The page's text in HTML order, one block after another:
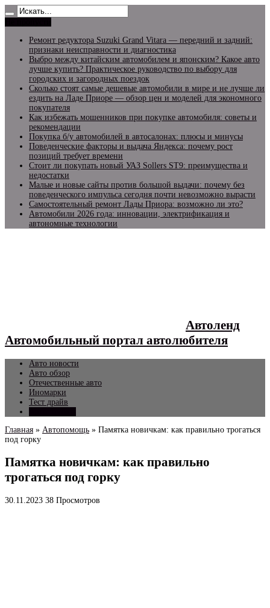
Ремонт редуктора Suzuki Grand Vitara — передний и задний:
признаки неисправности и диагностика
Выбро между китайским автомобилем и японским? Какое авто
лучше купить? Практическое руководство по выбору для
городских и загородных поездок
Сколько стоят самые дешевые автомобили в мире и не лучше ли
ездить на Ладе Приоре — обзор цен и моделей для экономного
покупателя
Как избежать мошенников при покупке автомобиля: советы и
рекомендации
Покупка б/у автомобилей в автосалонах: плюсы и минусы
Поведенческие факторы и выдача Яндекса: почему рост
позиций требует времени
Стоит ли покупать новый УАЗ Sollers ST9: преимущества и
недостатки
Малые и новые сайты против большой выдачи: почему без
поведенческого импульса сегодня почти невозможно вырасти
Самостоятельный ремонт Лады Приора: возможно ли это?
Автомобили 2026 года: инновации, электрификация и
автономные технологии
Автоленд
Автомобильный портал автолюбителя
Авто новости
Авто обзор
Отечественные авто
Иномарки
Тест драйв
Главная » Автопомощь » Памятка новичкам: как правильно трогаться
под горку
Памятка новичкам: как правильно
трогаться под горку
30.11.2023 38 Просмотров